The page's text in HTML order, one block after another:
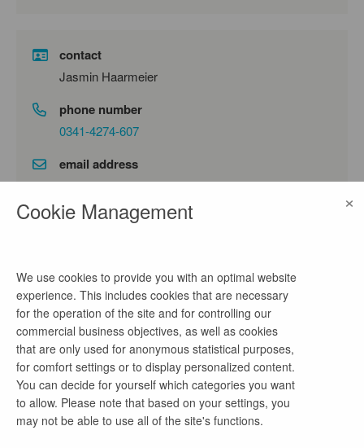
contact
Jasmin Haarmeier
phone number
0341-4274-607
email address
jasmin.haarmeier@bbg-leipzig.de
Seit über 140 Jahren produziert AMAZONE
Hightech für die Landwirtschaft. Jeden Tag
vertrauen Kunden in mehr als 70 Ländern auf
AMAZONE-Maschinen, um die weltweite
Nahrungsmittelversorgung zu sichern. Als
innovativstes mittelständisches Unternehmen
Deutschlands verbinden wir Tradition mit Fortschritt
und entwickeln gemeinsam mit unseren
Mitarbeitenden die Zukunft der Landtechnik.
Cookie Management ×
We use cookies to provide you with an optimal website
experience. This includes cookies that are necessary
for the operation of the site and for controlling our
commercial business objectives, as well as cookies
that are only used for anonymous statistical purposes,
for comfort settings or to display personalized content.
You can decide for yourself which categories you want
to allow. Please note that based on your settings, you
may not be able to use all of the site's functions.